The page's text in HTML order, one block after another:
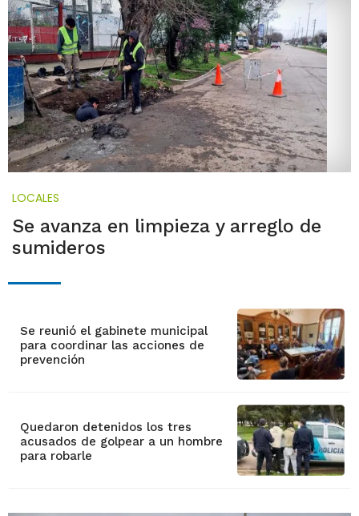
LOCALES
Se avanza en limpieza y arreglo de
sumideros
Se reunió el gabinete municipal
para coordinar las acciones de
prevención
Quedaron detenidos los tres
acusados de golpear a un hombre
para robarle